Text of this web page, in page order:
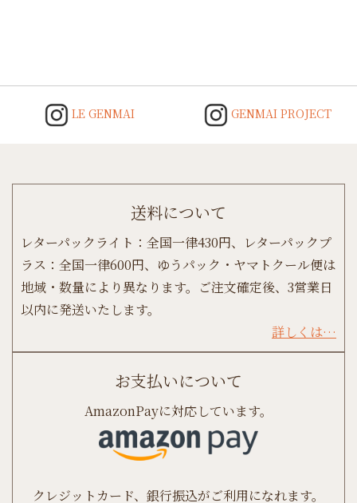
LE GENMAI GENMAI PROJECT
送料について
レターパックライト：全国一律430円、レターパックプ
ラス：全国一律600円、ゆうパック・ヤマトクール便は
地域・数量により異なります。ご注文確定後、3営業日
以内に発送いたします。
詳しくは…
お支払いについて
AmazonPayに対応しています。
クレジットカード、銀行振込がご利用になれます。